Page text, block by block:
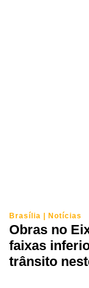
Brasília | Notícias
Obras no
faixas
trânsito